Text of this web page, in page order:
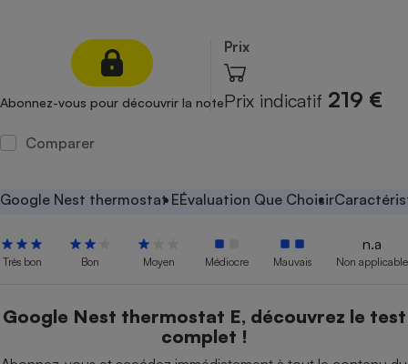
Abonnez-vous pour découvrir la note
Prix
Prix indicatif 219 €
Comparer
Google Nest thermostat EÉvaluation Que Choisir
Très bon Bon Moyen Médiocre Mauvais
n.a
Non applicable
Google Nest thermostat E, découvrez le test
complet !
bouteille
Assurance emprunteur
Banque
Lave-linge
Téléviseur
Radiateur électrique
Antimoustique